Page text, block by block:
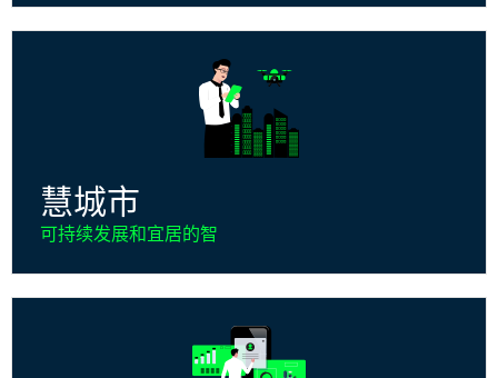
慧城市
可持续发展和宜居的智